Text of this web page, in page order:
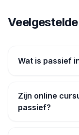
Wat is passief
Zijn online
passief?